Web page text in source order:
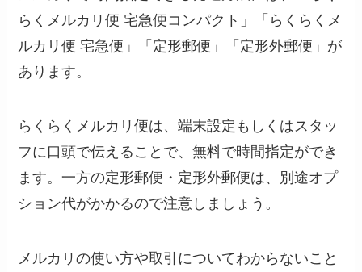
らくメルカリ便 宅急便コンパクト」「らくらくメ
ルカリ便 宅急便」「定形郵便」「定形外郵便」が
あります。
らくらくメルカリ便は、端末設定もしくはスタッ
フに口頭で伝えることで、無料で時間指定ができ
ます。一方の定形郵便・定形外郵便は、別途オプ
ション代がかかるので注意しましょう。
メルカリの使い方や取引についてわからないこと